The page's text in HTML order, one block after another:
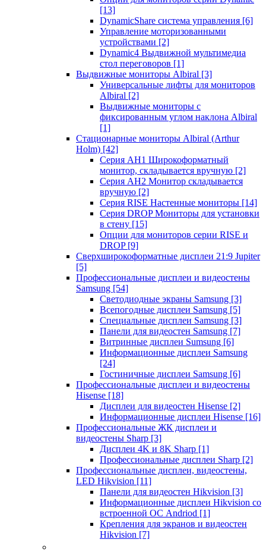
[13]
DynamicShare система управления [6]
Управление моторизованными
устройствами [2]
Dynamic4 Выдвижной мультимедиа
стол переговоров [1]
Выдвижные мониторы Albiral [3]
Универсальные лифты для мониторов
Albiral [2]
Выдвижные мониторы с
фиксированным углом наклона Albiral
[1]
Стационарные мониторы Albiral (Arthur
Holm) [42]
Серия AH1 Широкоформатный
монитор, складывается вручную [2]
Серия AH2 Монитор складывается
вручную [2]
Серия RISE Настенные мониторы [14]
Серия DROP Мониторы для установки
в стену [15]
Опции для мониторов серии RISE и
DROP [9]
Сверхширокоформатные дисплеи 21:9 Jupiter
[5]
Профессиональные дисплеи и видеостены
Samsung [54]
Светодиодные экраны Samsung [3]
Всепогодные дисплеи Samsung [5]
Специальные дисплеи Samsung [3]
Панели для видеостен Samsung [7]
Витринные дисплеи Sumsung [6]
Информационные дисплеи Samsung
[24]
Гостиничные дисплеи Samsung [6]
Профессиональные дисплеи и видеостены
Hisense [18]
Дисплеи для видеостен Hisense [2]
Информационные дисплеи Hisense [16]
Профессиональные ЖК дисплеи и
видеостены Sharp [3]
Дисплеи 4K и 8K Sharp [1]
Профессиональные дисплеи Sharp [2]
Профессиональные дисплеи, видеостены,
LED Hikvision [11]
Панели для видеостен Hikvision [3]
Информационные дисплеи Hikvision со
встроенной ОС Andriod [1]
Крепления для экранов и видеостен
Hikvision [7]